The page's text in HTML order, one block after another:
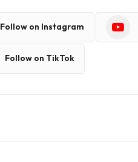
Follow on Instagram
Follow on TikTok